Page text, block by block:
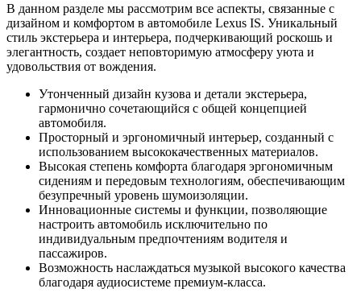
В данном разделе мы рассмотрим все аспекты, связанные с
дизайном и комфортом в автомобиле Lexus IS. Уникальный
стиль экстерьера и интерьера, подчеркивающий роскошь и
элегантность, создает неповторимую атмосферу уюта и
удовольствия от вождения.
Утонченный дизайн кузова и детали экстерьера,
гармонично сочетающийся с общей концепцией
автомобиля.
Просторный и эргономичный интерьер, созданный с
использованием высококачественных материалов.
Высокая степень комфорта благодаря эргономичным
сидениям и передовым технологиям, обеспечивающим
безупречный уровень шумоизоляции.
Инновационные системы и функции, позволяющие
настроить автомобиль исключительно по
индивидуальным предпочтениям водителя и
пассажиров.
Возможность наслаждаться музыкой высокого качества
благодаря аудиосистеме премиум-класса.